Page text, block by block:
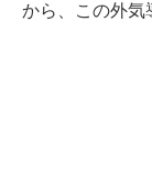
から、この外気